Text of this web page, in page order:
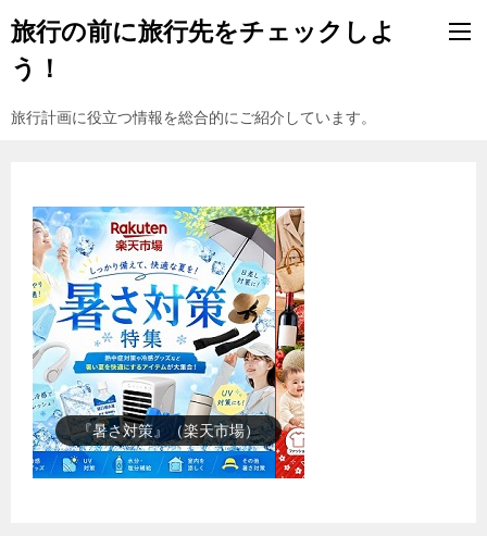
旅行の前に旅行先をチェックしよ
う！
旅行計画に役立つ情報を総合的にご紹介しています。
『楽天市場』売れ筋ランキング